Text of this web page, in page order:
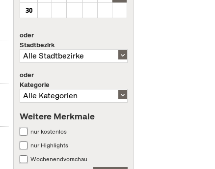
30
oder
Stadtbezirk
oder
Kategorie
Weitere Merkmale
nur kostenlos
nur Highlights
Wochenendvorschau